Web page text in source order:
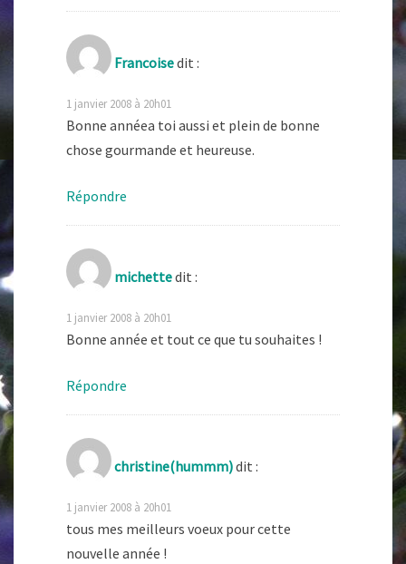
Francoisedit :
1 janvier 2008 à 20h01
Bonne annéea toi aussi et plein de bonne
chose gourmande et heureuse.
Répondre
michettedit :
1 janvier 2008 à 20h01
Bonne année et tout ce que tu souhaites !
Répondre
christine(hummm)dit :
1 janvier 2008 à 20h01
tous mes meilleurs voeux pour cette
nouvelle année !